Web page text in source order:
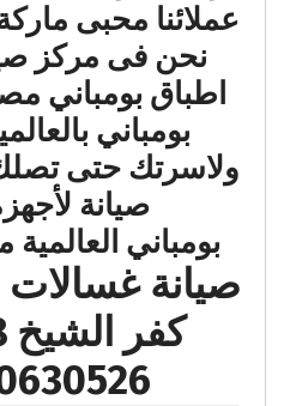
عملائنا محبى
نحن فى مركز
اطباق بومباني
بومباني
ولاسرتك حتى
صيانة
بومباني
صيانة غسالات